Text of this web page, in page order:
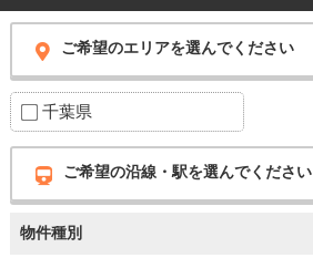
ご希望のエリアを選んでください
千葉県
ご希望の沿線・駅を選んでください
物件種別